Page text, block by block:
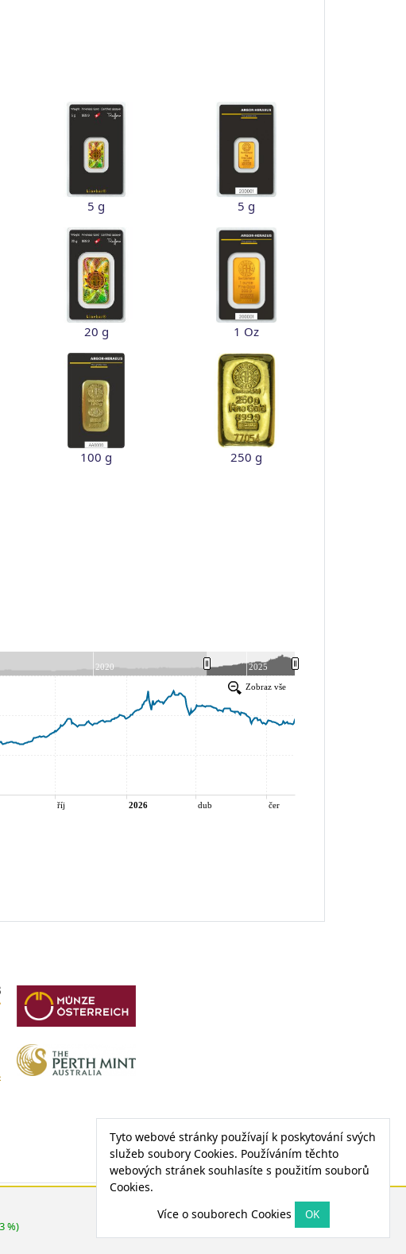
5 g 5 g
20 g 1 Oz
100 g 250 g
Tyto webové stránky používají k poskytování svých
služeb soubory Cookies. Používáním těchto
webových stránek souhlasíte s použitím souborů
Cookies.
Více o souborech Cookies
%)
CENA PALLADIA